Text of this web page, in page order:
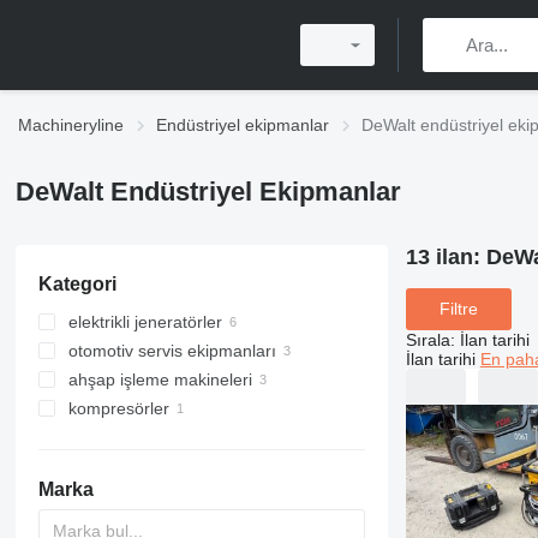
Machineryline Endüstriyel ekipmanlar DeWalt endüstriyel
DeWalt Endüstriyel Ekipmanlar
Kategori
elektrikli jeneratörler
benzinli jeneratörler
dizel jeneratörler
otomotiv servis ekipmanları
diagnostik cihazları
ahşap işleme makineleri
ahşap testereleri
kompresörler
Marka
13 ilan:
Filtre
Sırala: İlan tarihi
İlan tarihi En